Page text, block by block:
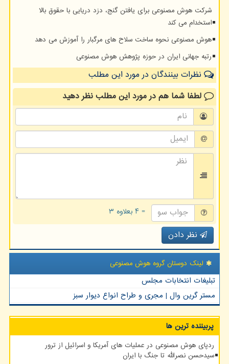
شرکت هوش مصنوعی برای یافتن گنج، دزد دریایی با حقوق بالا
استخدام می کند
هوش مصنوعی نحوه ساخت سلاح های مرگبار را آموزش می دهد
رتبه جهانی ایران در حوزه پژوهش هوش مصنوعی
نظرات بینندگان در مورد این مطلب
لطفا شما همدر مورد این مطلبنظر دهید
= ۴ بعلاوه ۳
نظر دادن
لینک دوستان گروه هوش مصنوعی
تبلیغات انتخابات مجلس
مستر گرین وال | مجری و طراح انواع دیوار سبز
پربیننده ترین ها
ردپای هوش مصنوعی در عملیات های آمریکا و اسرائیل از ترور
سیدحسن نصرالله تا جنگ با ایران